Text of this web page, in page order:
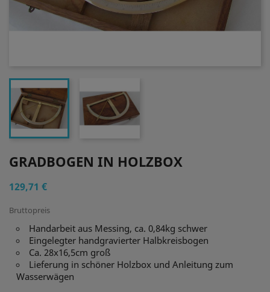
GRADBOGEN IN HOLZBOX
129,71 €
Bruttopreis
Handarbeit aus Messing, ca. 0,84kg schwer
Eingelegter handgravierter Halbkreisbogen
Ca. 28x16,5cm groß
Lieferung in schöner Holzbox und Anleitung zum
Wasserwägen